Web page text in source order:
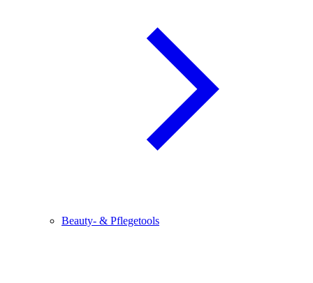
Beauty- & Pflegetools